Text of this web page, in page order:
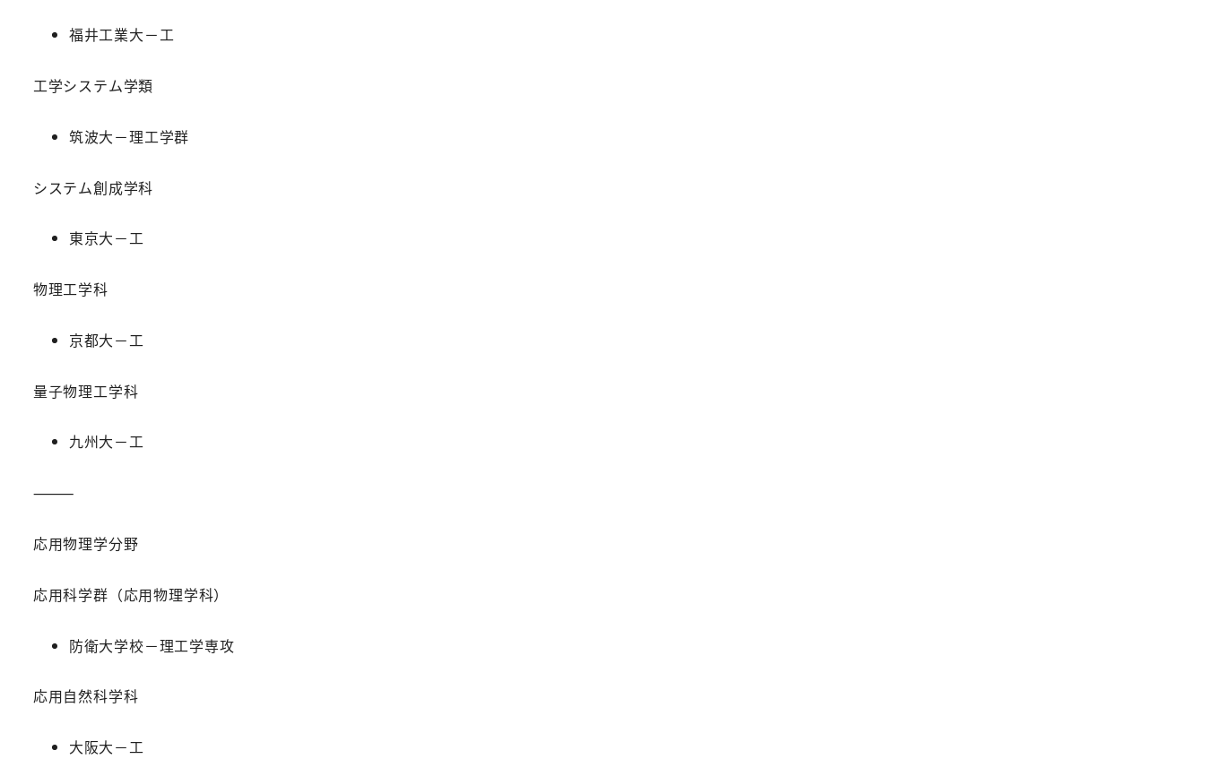
福井工業大－工
工学システム学類
筑波大－理工学群
システム創成学科
東京大－工
物理工学科
京都大－工
量子物理工学科
九州大－工
⸻
応用物理学分野
応用科学群（応用物理学科）
防衛大学校－理工学専攻
応用自然科学科
大阪大－工